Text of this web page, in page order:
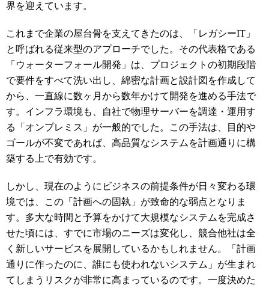
界を迎えています。
これまで企業の屋台骨を支えてきたのは、「レガシーIT」
と呼ばれる従来型のアプローチでした。その代表格である
「ウォーターフォール開発」は、プロジェクトの初期段階
で要件をすべて洗い出し、綿密な計画と設計図を作成して
から、一直線に数ヶ月から数年かけて開発を進める手法で
す。インフラ環境も、自社で物理サーバーを調達・運用す
る「オンプレミス」が一般的でした。この手法は、目的や
ゴールが不変であれば、高品質なシステムを計画通りに構
築する上で有効です。
しかし、現在のようにビジネスの前提条件が日々変わる環
境では、この「計画への固執」が致命的な弱点となりま
す。多大な時間と予算をかけて大規模なシステムを完成さ
せた頃には、すでに市場のニーズは変化し、競合他社は全
く新しいサービスを展開しているかもしれません。「計画
通りに作ったのに、誰にも使われないシステム」が生まれ
てしまうリスクが非常に高まっているのです。一度決めた